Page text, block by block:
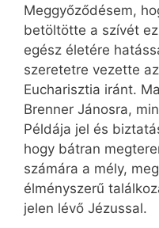
Meggyőződésem,
betöltötte a szívét
egész életére
szeretetre vezette
Eucharisztia iránt.
Brenner Jánosra,
Példája jel és
hogy bátran
számára a mély,
élményszerű
jelen lévő Jézussal.